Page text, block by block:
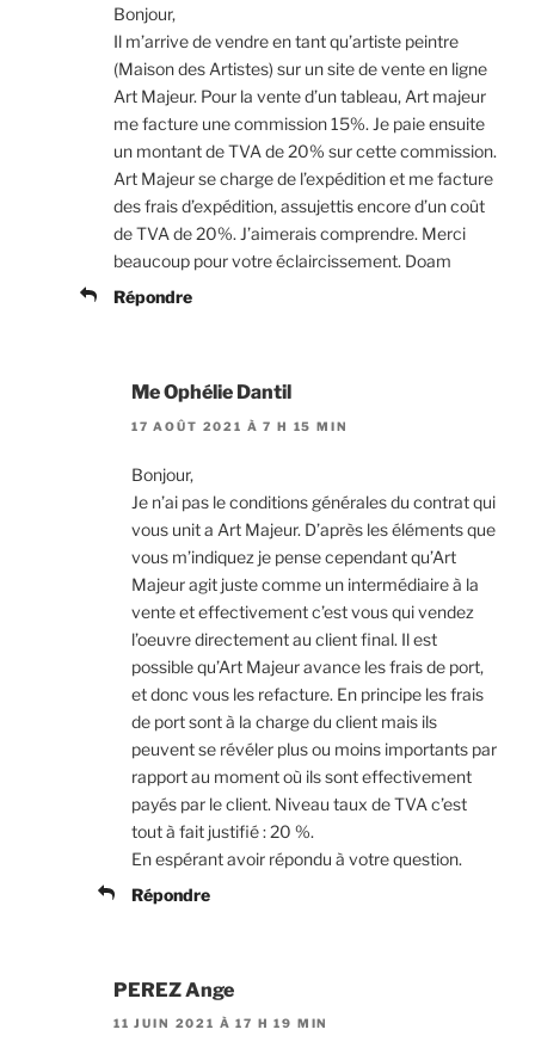
Bonjour,
Il m’arrive de vendre en tant qu’artiste peintre
(Maison des Artistes) sur un site de vente en ligne
Art Majeur. Pour la vente d’un tableau, Art majeur
me facture une commission 15%. Je paie ensuite
un montant de TVA de 20% sur cette commission.
Art Majeur se charge de l’expédition et me facture
des frais d’expédition, assujettis encore d’un coût
de TVA de 20%. J’aimerais comprendre. Merci
beaucoup pour votre éclaircissement. Doam
Répondre
Me Ophélie Dantil
17 AOÛT 2021 À 7 H 15 MIN
Bonjour,
Je n’ai pas le conditions générales du contrat qui
vous unit a Art Majeur. D’après les éléments que
vous m’indiquez je pense cependant qu’Art
Majeur agit juste comme un intermédiaire à la
vente et effectivement c’est vous qui vendez
l’oeuvre directement au client final. Il est
possible qu’Art Majeur avance les frais de port,
et donc vous les refacture. En principe les frais
de port sont à la charge du client mais ils
peuvent se révéler plus ou moins importants par
rapport au moment où ils sont effectivement
payés par le client. Niveau taux de TVA c’est
tout à fait justifié : 20 %.
En espérant avoir répondu à votre question.
Répondre
PEREZ Ange
11 JUIN 2021 À 17 H 19 MIN